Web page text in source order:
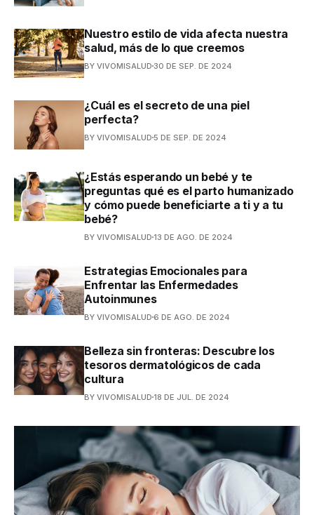
Nuestro estilo de vida afecta nuestra
salud, más de lo que creemos
BY VIVOMISALUD 30 DE SEP. DE 2024
¿Cuál es el secreto de una piel
perfecta?
BY VIVOMISALUD 5 DE SEP. DE 2024
¿Estás esperando un bebé y te
preguntas qué es el parto humanizado
y cómo puede beneficiarte a ti y a tu
bebé?
BY VIVOMISALUD 13 DE AGO. DE 2024
Estrategias Emocionales para
Enfrentar las Enfermedades
Autoinmunes
BY VIVOMISALUD 6 DE AGO. DE 2024
Belleza sin fronteras: Descubre los
tesoros dermatológicos de cada
cultura
BY VIVOMISALUD 18 DE JUL. DE 2024